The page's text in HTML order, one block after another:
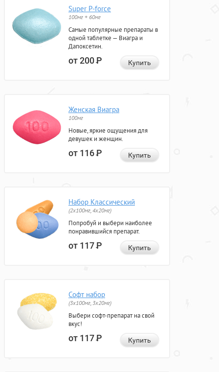
Super P-force
100мг + 60мг
Самые популярные препараты в
одной таблетке — Виагра и
Дапоксетин.
от 200Р Купить
Женская Виагра
100мг
Новые, яркие ощущения для
девушек и женщин.
от 116Р Купить
Набор Классический
(2x100мг, 4x20мг)
Попробуй и выбери наиболее
понравившийся препарат.
от 117Р Купить
Софт набор
(3x100мг, 3x20мг)
Выбери софт-препарат на свой
вкус!
от 117Р Купить